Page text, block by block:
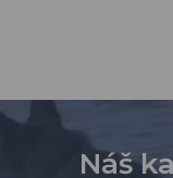
Náš